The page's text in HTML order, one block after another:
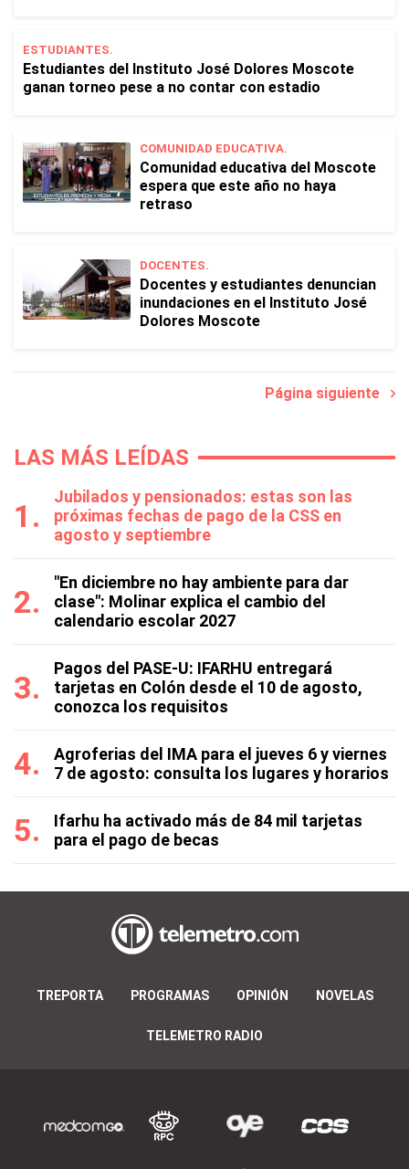
ESTUDIANTES.
Estudiantes del Instituto José Dolores Moscote
ganan torneo pese a no contar con estadio
COMUNIDAD EDUCATIVA.
Comunidad educativa del Moscote
espera que este año no haya
retraso
DOCENTES.
Docentes y estudiantes denuncian
inundaciones en el Instituto José
Dolores Moscote
Página siguiente
LAS MÁS LEÍDAS
Jubilados y pensionados: estas son las
próximas fechas de pago de la CSS en
agosto y septiembre
"En diciembre no hay ambiente para dar
clase": Molinar explica el cambio del
calendario escolar 2027
Pagos del PASE-U: IFARHU entregará
tarjetas en Colón desde el 10 de agosto,
conozca los requisitos
Agroferias del IMA para el jueves 6 y viernes
7 de agosto: consulta los lugares y horarios
Ifarhu ha activado más de 84 mil tarjetas
para el pago de becas
TREPORTA PROGRAMAS OPINIÓN NOVELAS
TELEMETRO RADIO